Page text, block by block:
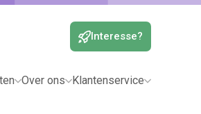
Interesse?
Over ons Klantenservice